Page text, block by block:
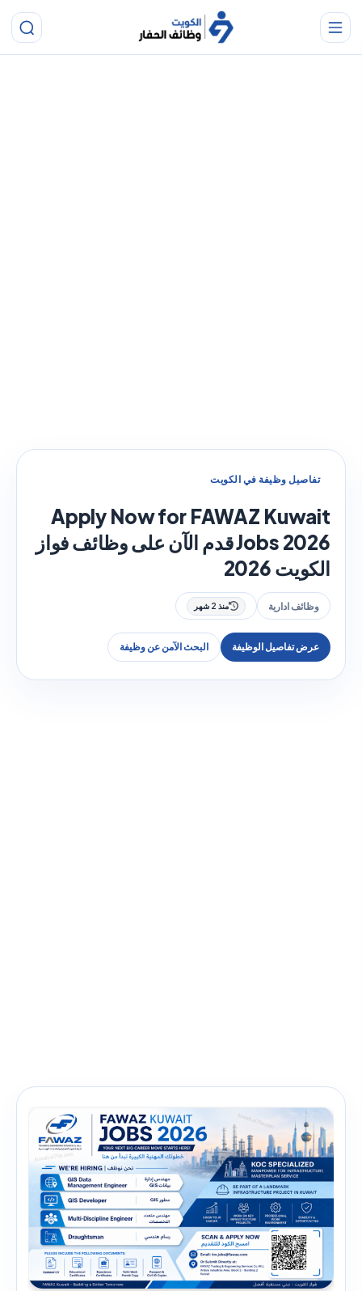
تفاصيل وظيفة في الكويت
Apply Now for FAWAZ Kuwait
Jobs 2026 قدم الآن على وظائف فواز
الكويت 2026
وظائف ادارية منذ 2 شهر
عرض تفاصيل الوظيفة البحث الآمن عن وظيفة